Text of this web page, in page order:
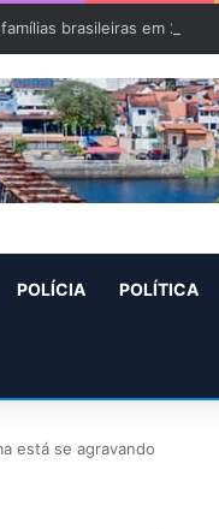
brasileiras em 2025
POLÍCIA POLÍTICA
está se agravando